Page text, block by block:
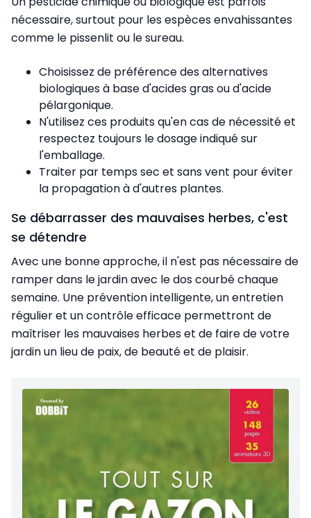
nécessaire, surtout pour les espèces envahissantes
comme le pissenlit ou le sureau.
Choisissez de préférence des alternatives
biologiques à base d'acides gras ou d'acide
pélargonique.
N'utilisez ces produits qu'en cas de nécessité et
respectez toujours le dosage indiqué sur
l'emballage.
Traiter par temps sec et sans vent pour éviter
la propagation à d'autres plantes.
Se débarrasser des mauvaises herbes, c'est
se détendre
Avec une bonne approche, il n'est pas nécessaire de
ramper dans le jardin avec le dos courbé chaque
semaine. Une prévention intelligente, un entretien
régulier et un contrôle efficace permettront de
maîtriser les mauvaises herbes et de faire de votre
jardin un lieu de paix, de beauté et de plaisir.